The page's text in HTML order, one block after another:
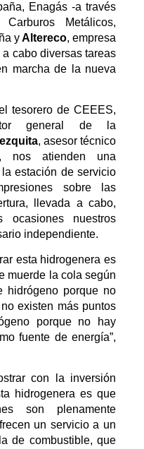
Enagás -a través
Metálicos,
yAltereco, empresa
cabo diversas tareas
marcha de la nueva
tesorero de CEEES,
general de la
, asesor técnico
nos atienden una
estación de servicio
sobre las
llevada a cabo,
ocasiones nuestros
independiente.
esta hidrogenera es
muerde la cola según
hidrógeno porque no
existen más puntos
porque no hay
fuente de energía”,
con la inversión
hidrogenera es que
son plenamente
un servicio a un
de combustible, que